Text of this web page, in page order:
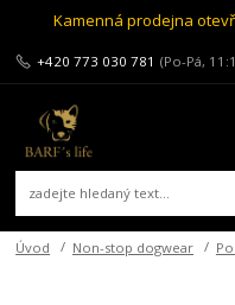
Kamenná prodejna
+420 773 030 781 (Po-Pá,
Úvod Non-stop dogwear